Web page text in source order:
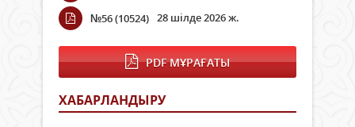
№56 (10524) 28 шілде 2026 ж.
PDF МҰРАҒАТЫ
ХАБАРЛАНДЫРУ